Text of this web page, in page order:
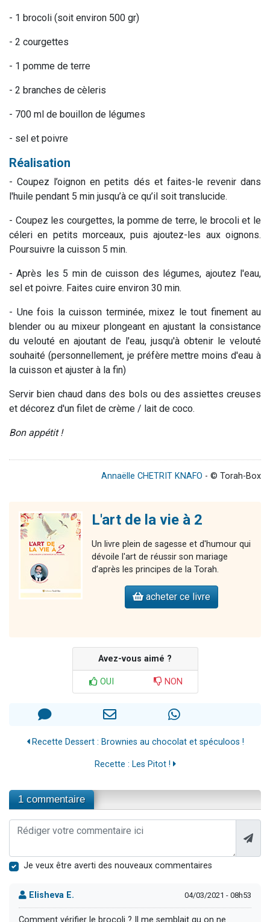
- 1 brocoli (soit environ 500 gr)
- 2 courgettes
- 1 pomme de terre
- 2 branches de cèleris
- 700 ml de bouillon de légumes
- sel et poivre
Réalisation
- Coupez l’oignon en petits dés et faites-le revenir dans
l'huile pendant 5 min jusqu’à ce qu’il soit translucide.
- Coupez les courgettes, la pomme de terre, le brocoli et le
céleri en petits morceaux, puis ajoutez-les aux oignons.
Poursuivre la cuisson 5 min.
- Après les 5 min de cuisson des légumes, ajoutez l'eau,
sel et poivre. Faites cuire environ 30 min.
- Une fois la cuisson terminée, mixez le tout finement au
blender ou au mixeur plongeant en ajustant la consistance
du velouté en ajoutant de l'eau, jusqu'à obtenir le velouté
souhaité (personnellement, je préfère mettre moins d'eau à
la cuisson et ajuster à la fin)
Servir bien chaud dans des bols ou des assiettes creuses
et décorez d'un filet de crème / lait de coco.
Bon appétit !
Annaëlle CHETRIT KNAFO - © Torah-Box
L'art de la vie à 2
Un livre plein de sagesse et d'humour qui
dévoile l'art de réussir son mariage
d’après les principes de la Torah.
acheter ce livre
Avez-vous aimé ?
OUI NON
Recette Dessert : Brownies au chocolat et spéculoos !
Recette : Les Pitot !
1 commentaire
Je veux être averti des nouveaux commentaires
Elisheva E. 04/03/2021 - 08h53